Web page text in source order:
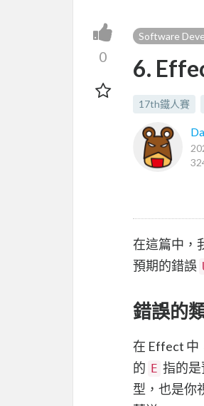
0
Software
6.
17th鐵人賽
在這篇中，
預期的錯誤
錯誤的
在 Effect 中
的 E 指的
型，也是你